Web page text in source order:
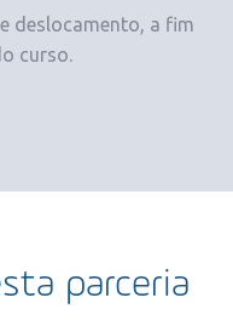
deslocamento, a fim
curso.
parceria